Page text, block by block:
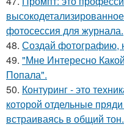
фотосессия для журнала.
48. Создай фотографию,
49. "Мне Интересно
Попала".
50. Контуринг - это
которой отдельные
встраиваясь в общий тон.